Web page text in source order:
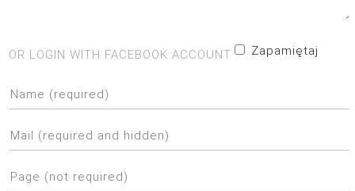
OR LOGIN WITH FACEBOOK ACCOUNT Zapamiętaj